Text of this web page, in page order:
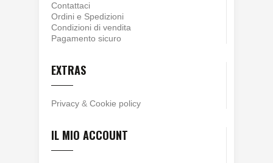
Contattaci
Ordini e Spedizioni
Condizioni di vendita
Pagamento sicuro
EXTRAS
Privacy & Cookie policy
IL MIO ACCOUNT